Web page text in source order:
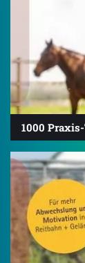
1000